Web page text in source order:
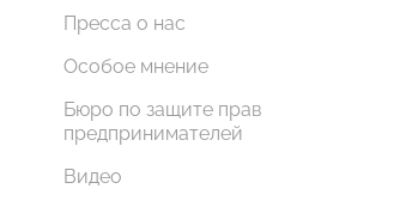
Пресса о нас
Особое мнение
Бюро по защите прав
предпринимателей
Видео